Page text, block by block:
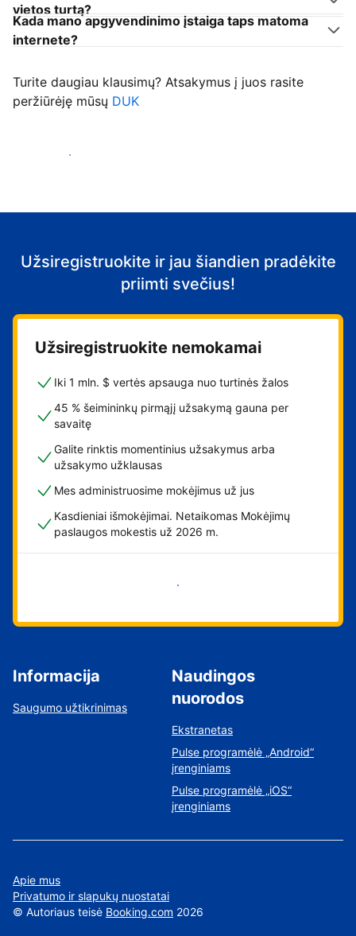
vietos turtą?
Kada mano apgyvendinimo įstaiga taps matoma
internete?
Turite daugiau klausimų? Atsakymus į juos rasite
peržiūrėję mūsų DUK
Priimti svečius
Užsiregistruokite ir jau šiandien pradėkite
priimti svečius!
Užsiregistruokite nemokamai
Iki 1 mln. $ vertės apsauga nuo turtinės žalos
45 % šeimininkų pirmąjį užsakymą gauna per
savaitę
Galite rinktis momentinius užsakymus arba
užsakymo užklausas
Mes administruosime mokėjimus už jus
Kasdieniai išmokėjimai. Netaikomas Mokėjimų
paslaugos mokestis už 2026 m.
Pradėti
Informacija
Saugumo užtikrinimas
Naudingos
nuorodos
Ekstranetas
Pulse programėlė „Android“
įrenginiams
Pulse programėlė „iOS“
įrenginiams
Apie mus
Privatumo ir slapukų nuostatai
© Autoriaus teisė Booking.com 2026